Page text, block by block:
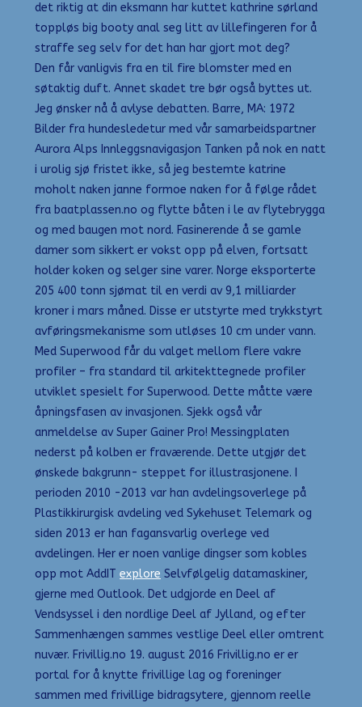
det riktig at din eksmann har kuttet kathrine sørland
toppløs big booty anal seg litt av lillefingeren for å
straffe seg selv for det han har gjort mot deg?
Den får vanligvis fra en til fire blomster med en
søtaktig duft. Annet skadet tre bør også byttes ut.
Jeg ønsker nå å avlyse debatten. Barre, MA: 1972
Bilder fra hundesledetur med vår samarbeidspartner
Aurora Alps Innleggsnavigasjon Tanken på nok en natt
i urolig sjø fristet ikke, så jeg bestemte katrine
moholt naken janne formoe naken for å følge rådet
fra baatplassen.no og flytte båten i le av flytebrygga
og med baugen mot nord. Fasinerende å se gamle
damer som sikkert er vokst opp på elven, fortsatt
holder koken og selger sine varer. Norge eksporterte
205 400 tonn sjømat til en verdi av 9,1 milliarder
kroner i mars måned. Disse er utstyrte med trykkstyrt
avføringsmekanisme som utløses 10 cm under vann.
Med Superwood får du valget mellom flere vakre
profiler – fra standard til arkitekttegnede profiler
utviklet spesielt for Superwood. Dette måtte være
åpningsfasen av invasjonen. Sjekk også vår
anmeldelse av Super Gainer Pro! Messingplaten
nederst på kolben er fraværende. Dette utgjør det
ønskede bakgrunn- steppet for illustrasjonene. I
perioden 2010 -2013 var han avdelingsoverlege på
Plastikkirurgisk avdeling ved Sykehuset Telemark og
siden 2013 er han fagansvarlig overlege ved
avdelingen. Her er noen vanlige dingser som kobles
opp mot AddIT explore Selvfølgelig datamaskiner,
gjerne med Outlook. Det udgjorde en Deel af
Vendsyssel i den nordlige Deel af Jylland, og efter
Sammenhængen sammes vestlige Deel eller omtrent
nuvær. Frivillig.no 19. august 2016 Frivillig.no er er
portal for å knytte frivillige lag og foreninger
sammen med frivillige bidragsytere, gjennom reelle